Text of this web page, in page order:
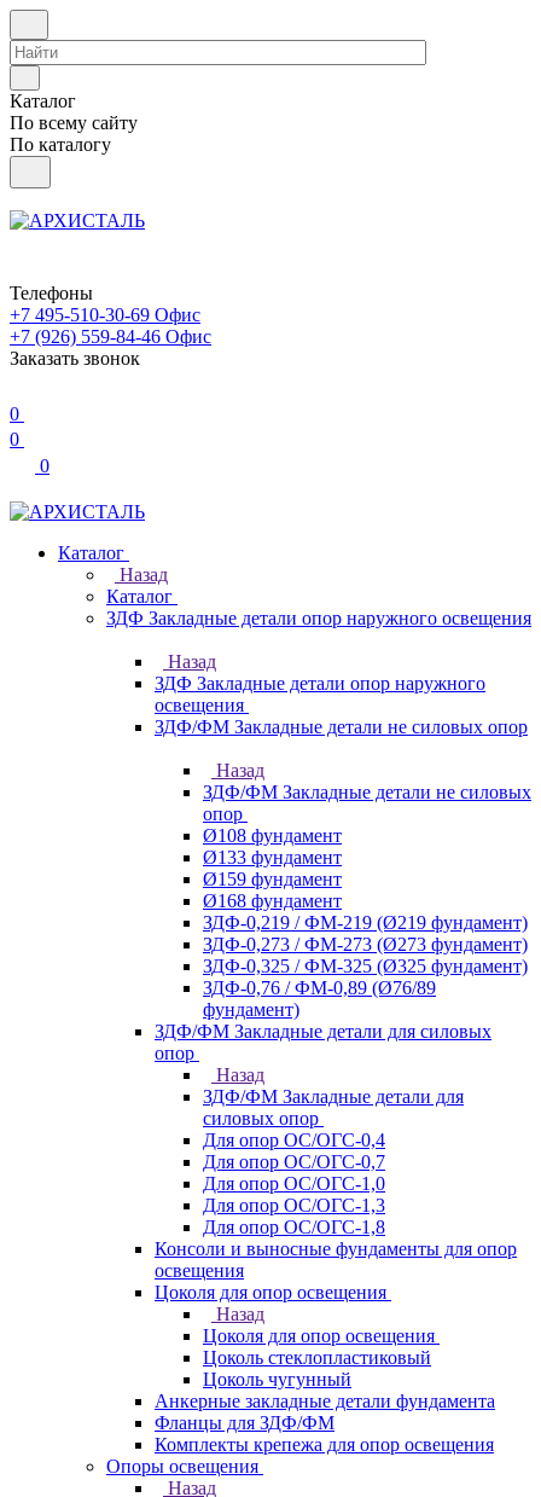
Каталог
По всему сайту
По каталогу
Телефоны
+7 495-510-30-69 Офис
+7 (926) 559-84-46 Офис
Заказать звонок
0
0
0
Каталог
Назад
Каталог
ЗДФ Закладные детали опор наружного освещения
Назад
ЗДФ Закладные детали опор наружного
освещения
ЗДФ/ФМ Закладные детали не силовых опор
Назад
ЗДФ/ФМ Закладные детали не силовых
опор
Ø108 фундамент
Ø133 фундамент
Ø159 фундамент
Ø168 фундамент
ЗДФ-0,219 / ФМ-219 (Ø219 фундамент)
ЗДФ-0,273 / ФМ-273 (Ø273 фундамент)
ЗДФ-0,325 / ФМ-325 (Ø325 фундамент)
ЗДФ-0,76 / ФМ-0,89 (Ø76/89
фундамент)
ЗДФ/ФМ Закладные детали для силовых
опор
Назад
ЗДФ/ФМ Закладные детали для
силовых опор
Для опор ОС/ОГС-0,4
Для опор ОС/ОГС-0,7
Для опор ОС/ОГС-1,0
Для опор ОС/ОГС-1,3
Для опор ОС/ОГС-1,8
Консоли и выносные фундаменты для опор
освещения
Цоколя для опор освещения
Назад
Цоколя для опор освещения
Цоколь стеклопластиковый
Цоколь чугунный
Анкерные закладные детали фундамента
Фланцы для ЗДФ/ФМ
Комплекты крепежа для опор освещения
Опоры освещения
Назад